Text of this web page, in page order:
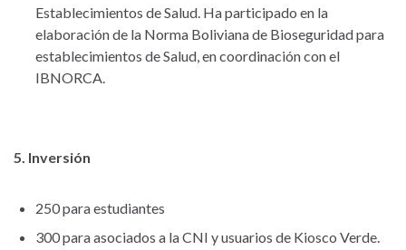
Establecimientos de Salud. Ha participado en la
elaboración de la Norma Boliviana de Bioseguridad para
establecimientos de Salud, en coordinación con el
IBNORCA.
5. Inversión
250 para estudiantes
300 para asociados a la CNI y usuarios de Kiosco Verde.